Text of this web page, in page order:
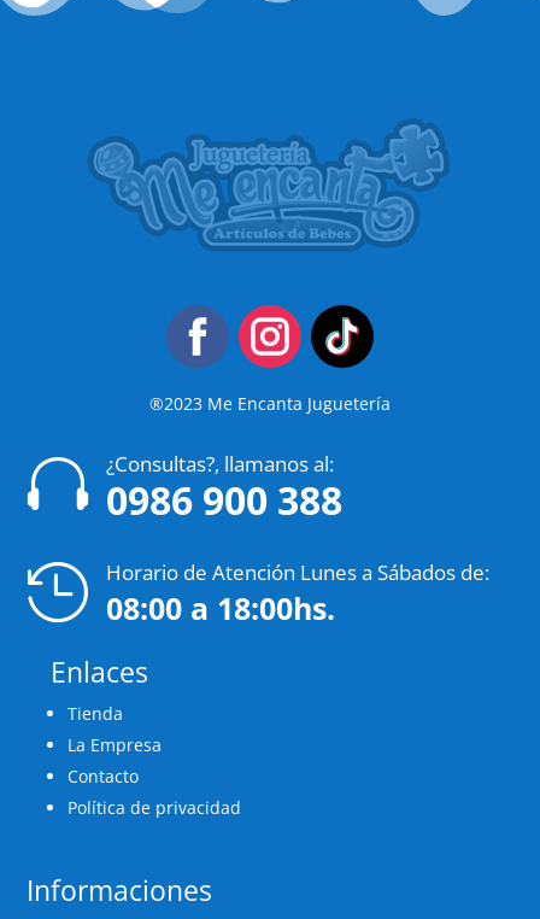
®2023 Me Encanta Juguetería
 ¿Consultas?, llamanos al:
0986 900 388
 Horario de Atención Lunes a Sábados de:
08:00 a 18:00hs.
Enlaces
Tienda
La Empresa
Contacto
Política de privacidad
Informaciones